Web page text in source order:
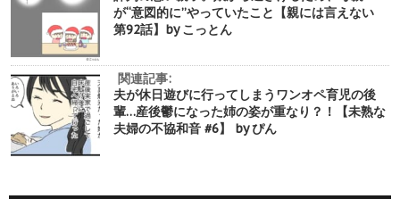
が“意図的に”やっていたこと【親には言えない
第92話】by こっとん
関連記事:
夫が休日遊びに行ってしまうワンオペ育児の後
輩…産後鬱になった姉の姿が重なり？！【未熟な
夫婦の不協和音 #6】 by ぴん